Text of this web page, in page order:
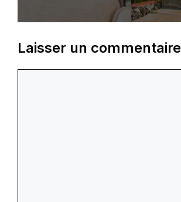
Laisser un commentaire